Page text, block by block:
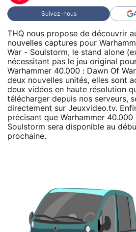
Suivez-nous
THQ nous propose de découvrir
nouvelles captures pour
War - Soulstorm, le stand alone
nécessitant pas le jeu original
Warhammer 40.000 : Dawn Of
deux nouvelles unités, elles sont
deux vidéos en haute résolution
télécharger depuis nos serveurs,
directement sur Jeuxvideo.tv.
précisant que Warhammer 40.000
Soulstorm sera disponible au
prochaine.